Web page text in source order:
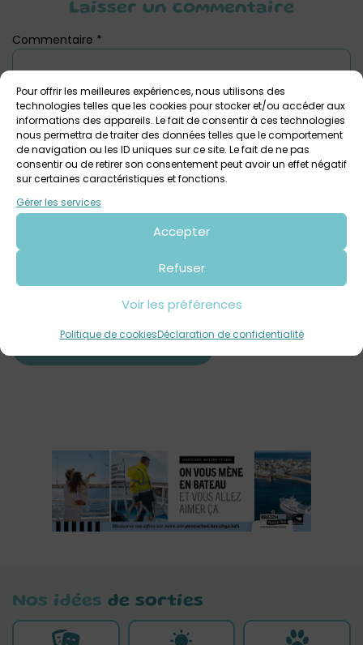
Pour offrir les meilleures expériences, nous utilisons des
technologies telles que les cookies pour stocker et/ou accéder aux
informations des appareils. Le fait de consentir à ces technologies
nous permettra de traiter des données telles que le comportement
de navigation ou les ID uniques sur ce site. Le fait de ne pas
consentir ou de retirer son consentement peut avoir un effet négatif
sur certaines caractéristiques et fonctions.
Gérer les services
Accepter
Refuser
Voir les préférences
Politique de cookiesDéclaration de confidentialité
Laisser un commentaire
Commentaire *
Nos idées de sorties